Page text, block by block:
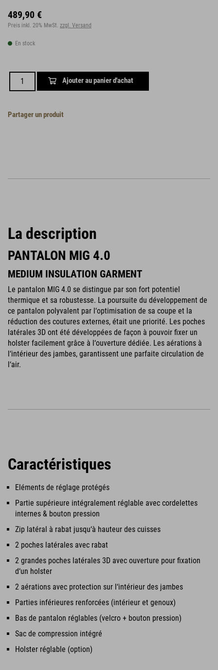
489,90 €
Preis inkl. 20% MwSt. zzgl. Versand
En stock
Ajouter au panier d'achat
Partager un produit
La description
PANTALON MIG 4.0
MEDIUM INSULATION GARMENT
Le pantalon MIG 4.0 se distingue par son fort potentiel
thermique et sa robustesse. La poursuite du développement de
ce pantalon polyvalent par l‘optimisation de sa coupe et la
réduction des coutures externes, était une priorité. Les poches
latérales 3D ont été développées de façon à pouvoir fixer un
holster facilement grâce à l‘ouverture dédiée. Les aérations à
l‘intérieur des jambes, garantissent une parfaite circulation de
l‘air.
Caractéristiques
Eléments de réglage protégés
Partie supérieure intégralement réglable avec cordelettes
internes & bouton pression
Zip latéral à rabat jusqu‘à hauteur des cuisses
2 poches latérales avec rabat
2 grandes poches latérales 3D avec ouverture pour fixation
d‘un holster
2 aérations avec protection sur l‘intérieur des jambes
Parties inférieures renforcées (intérieur et genoux)
Bas de pantalon réglables (velcro + bouton pression)
Sac de compression intégré
Holster réglable (option)